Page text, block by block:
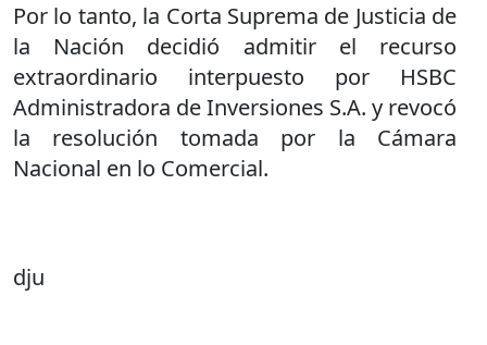
Por lo tanto, la Corta Suprema de Justicia de
la Nación decidió admitir el recurso
extraordinario interpuesto por HSBC
Administradora de Inversiones S.A. y revocó
la resolución tomada por la Cámara
Nacional en lo Comercial.
dju